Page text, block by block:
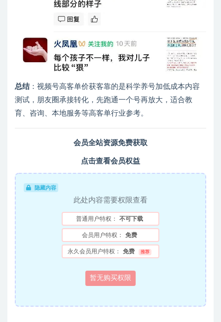
总结：视频号高客单价获客靠的是科学养号加低成本内容
测试，朋友圈承接转化，先跑通一个号再放大，适合教
育、咨询、本地服务等高客单行业参考。
会员全站资源免费获取
点击查看会员权益
隐藏内容
此处内容需要权限查看
普通用户特权： 不可下载
会员用户特权： 免费
永久会员用户特权： 免费 推荐
暂无购买权限